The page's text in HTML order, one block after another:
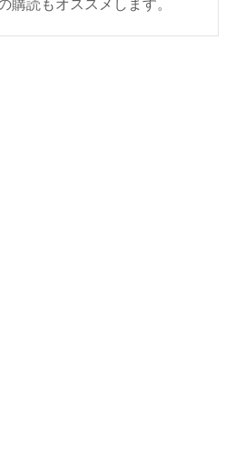
購読もオススメします。